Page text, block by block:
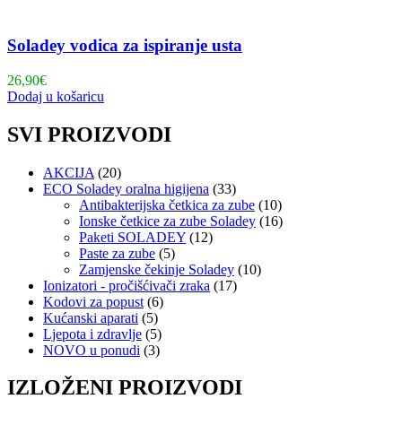
Soladey vodica za ispiranje usta
26,90€
Dodaj u košaricu
SVI PROIZVODI
AKCIJA (20)
ECO Soladey oralna higijena (33)
Antibakterijska četkica za zube (10)
Ionske četkice za zube Soladey (16)
Paketi SOLADEY (12)
Paste za zube (5)
Zamjenske čekinje Soladey (10)
Ionizatori - pročišćivači zraka (17)
Kodovi za popust (6)
Kućanski aparati (5)
Ljepota i zdravlje (5)
NOVO u ponudi (3)
IZLOŽENI PROIZVODI